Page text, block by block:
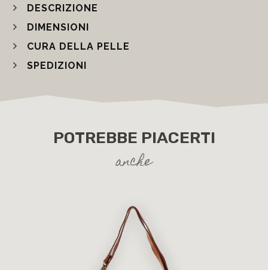
DESCRIZIONE
DIMENSIONI
CURA DELLA PELLE
SPEDIZIONI
POTREBBE PIACERTI
anche